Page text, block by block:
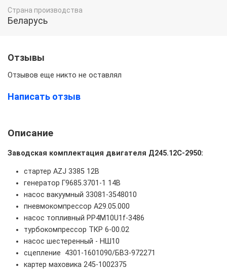
Страна производства
Беларусь
Отзывы
Отзывов еще никто не оставлял
Написать отзыв
Описание
Заводская комплектация двигателя Д245.12С-2950:
стартер AZJ 3385 12В
генератор Г9685.3701-1 14В
насос вакуумный 33081-3548010
пневмокомпрессор А29.05.000
насос топливный PP4M10U1f-3486
турбокомпрессор ТКР 6-00.02
насос шестеренный - НШ10
сцепление 4301-1601090/БВЗ-972271
картер маховика 245-1002375